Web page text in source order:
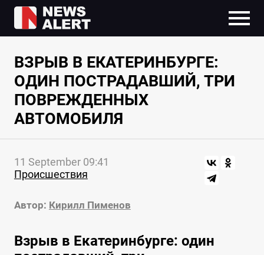
ВЗРЫВ В ЕКАТЕРИНБУРГЕ:
ОДИН ПОСТРАДАВШИЙ, ТРИ
ПОВРЕЖДЕННЫХ
АВТОМОБИЛЯ
11 September 09:41
Происшествия
Автор: Кирилл Пименов
Взрыв в Екатеринбурге: один